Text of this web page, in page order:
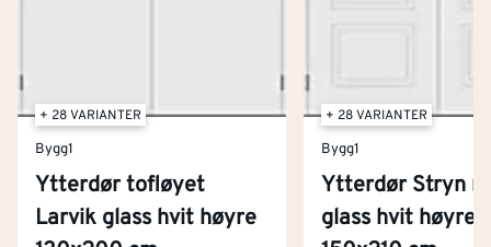
+ 28 VARIANTER
Bygg1
Ytterdør tofløyet
Larvik glass hvit høyre
+ 28 VARIANTER
Bygg1
Ytterdør Stryn
glass hvit høyre